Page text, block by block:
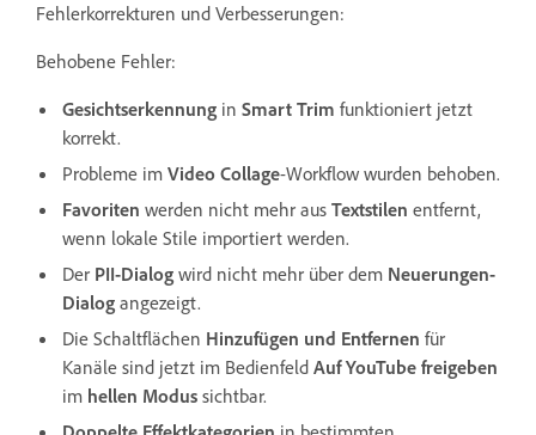
Fehlerkorrekturen und Verbesserungen:
Behobene Fehler:
Gesichtserkennung in Smart Trim funktioniert jetzt
korrekt.
Probleme im Video Collage-Workflow wurden behoben.
Favoriten werden nicht mehr aus Textstilen entfernt,
wenn lokale Stile importiert werden.
Der PII-Dialog wird nicht mehr über dem Neuerungen-
Dialog angezeigt.
Die Schaltflächen Hinzufügen und Entfernen für
Kanäle sind jetzt im Bedienfeld Auf YouTube freigeben
im hellen Modus sichtbar.